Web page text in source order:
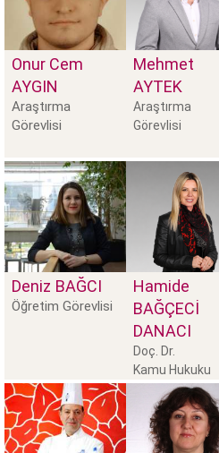
Onur Cem
AYGIN
Araştırma
Görevlisi
Mehmet
AYTEK
Araştırma
Görevlisi
Deniz BAĞCI
Öğretim Görevlisi
Hamide
BAĞÇECİ
DANACI
Doç. Dr.
Kamu Hukuku
Bölüm Başkanı